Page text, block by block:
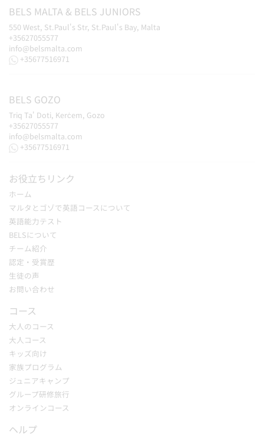
BELS MALTA & BELS JUNIORS
550 West, St.Paul's Str, St.Paul's Bay, Malta
+35627055577
info@belsmalta.com
+35677516971
BELS GOZO
Triq Ta' Doti, Kerċem, Gozo
+35627055577
info@belsmalta.com
+35677516971
お役立ちリンク
ホーム
マルタとゴゾで英語コースについて
英語能力テスト
BELSについて
チーム紹介
認定・受賞歴
生徒の声
お問い合わせ
コース
大人のコース
大人コース
キッズ向け
家族プログラム
ジュニアキャンプ
グループ研修旅行
オンラインコース
ヘルプ